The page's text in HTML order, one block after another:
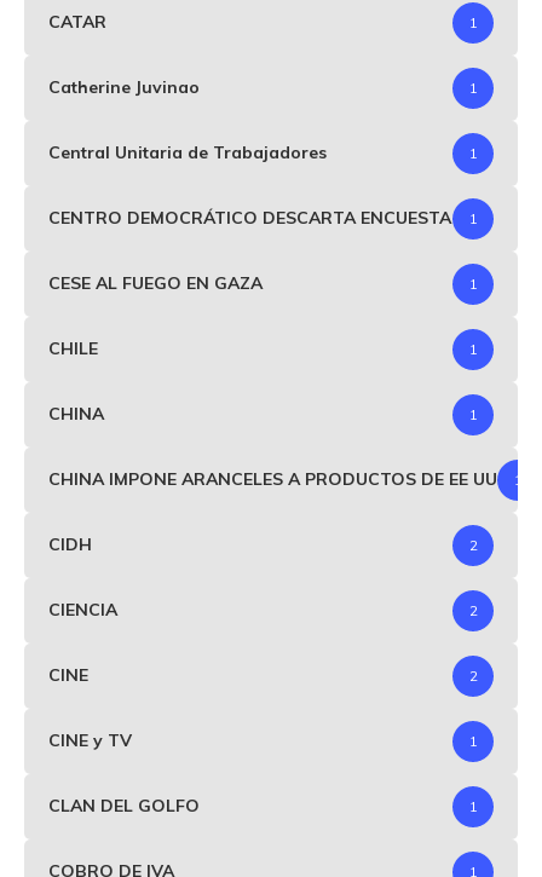
CATAR 1
Catherine Juvinao 1
Central Unitaria de Trabajadores 1
CENTRO DEMOCRÁTICO DESCARTA ENCUESTA 1
CESE AL FUEGO EN GAZA 1
CHILE 1
CHINA 1
CHINA IMPONE ARANCELES A PRODUCTOS DE EE UU 1
CIDH 2
CIENCIA 2
CINE 2
CINE y TV 1
CLAN DEL GOLFO 1
COBRO DE IVA 1